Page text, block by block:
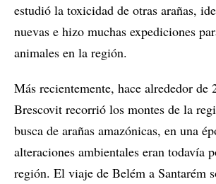
estudió la toxicidad de otras arañas,
nuevas e hizo muchas expediciones
animales en la región.
Más recientemente, hace alrededor de
Brescovit recorrió los montes de la
busca de arañas amazónicas, en una
alteraciones ambientales eran todavía
región. El viaje de Belém a Santarém